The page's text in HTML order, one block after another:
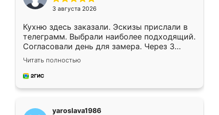
3 августа 2026
Кухню здесь заказали. Эскизы прислали в
телеграмм. Выбрали наиболее подходящий.
Согласовали день для замера. Через 3
недели кухня была уже готова. Остались
довольны работой. Спасибо Ренессанс
мебель за качественную работу!
Читать полностью
yaroslava1986